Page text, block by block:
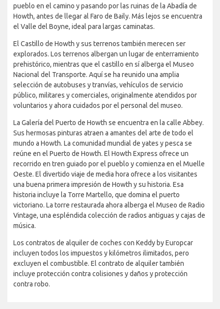
pueblo en el camino y pasando por las ruinas de la Abadía de
Howth, antes de llegar al Faro de Baily. Más lejos se encuentra
el Valle del Boyne, ideal para largas caminatas.
El Castillo de Howth y sus terrenos también merecen ser
explorados. Los terrenos albergan un lugar de enterramiento
prehistórico, mientras que el castillo en sí alberga el Museo
Nacional del Transporte. Aquí se ha reunido una amplia
selección de autobuses y tranvías, vehículos de servicio
público, militares y comerciales, originalmente atendidos por
voluntarios y ahora cuidados por el personal del museo.
La Galería del Puerto de Howth se encuentra en la calle Abbey.
Sus hermosas pinturas atraen a amantes del arte de todo el
mundo a Howth. La comunidad mundial de yates y pesca se
reúne en el Puerto de Howth. El Howth Express ofrece un
recorrido en tren guiado por el pueblo y comienza en el Muelle
Oeste. El divertido viaje de media hora ofrece a los visitantes
una buena primera impresión de Howth y su historia. Esa
historia incluye la Torre Martello, que domina el puerto
victoriano. La torre restaurada ahora alberga el Museo de Radio
Vintage, una espléndida colección de radios antiguas y cajas de
música.
Los contratos de alquiler de coches con Keddy by Europcar
incluyen todos los impuestos y kilómetros ilimitados, pero
excluyen el combustible. El contrato de alquiler también
incluye protección contra colisiones y daños y protección
contra robo.